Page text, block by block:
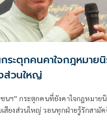
ระตุกคนคาใจกฎหมายนิ
ส่วนใหญ่
นฯ” กระตุกคนที่ยังคาใจกฎหมาย
สียงส่วนใหญ่ วอนทุกฝ่ายรู้รักสามัค